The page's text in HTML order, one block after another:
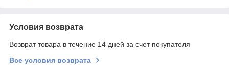
Условия возврата
Возврат товара в течение 14 дней за счет покупателя
Все условия возврата